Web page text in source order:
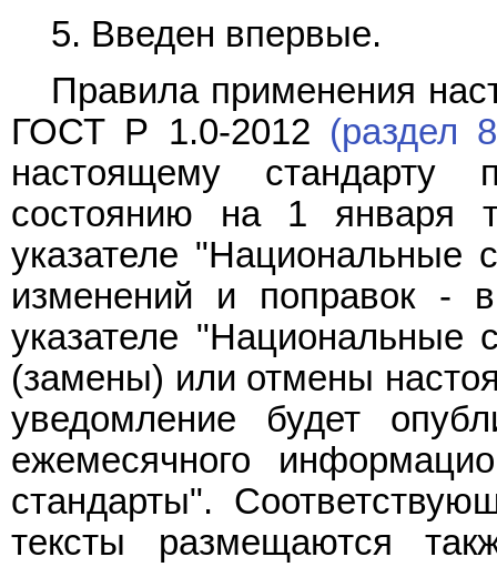
5. Введен впервые.
Правила применения
ГОСТ Р 1.0-2012 (раздел
настоящему стандарту
состоянию на 1 января
указателе "Национальные
изменений и поправок -
указателе "Национальные
(замены) или отмены
уведомление будет
ежемесячного
стандарты".
тексты размещаются